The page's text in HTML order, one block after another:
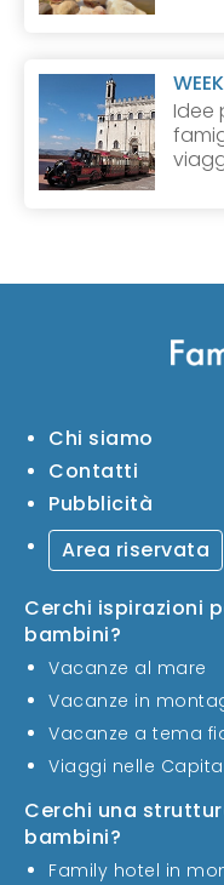
Idee
Chi siamo
Contatti
Pubblicità
Area riservata
Cerchi ispirazioni
bambini?
Vacanze al mare
Vacanze in
Vacanze a tema
Viaggi nelle
Cerchi una
bambini?
Family hotel in